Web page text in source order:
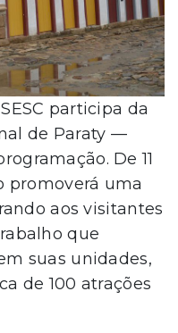
participa da
de Paraty —
De 11
promoverá uma
aos visitantes
que
suas unidades,
de 100 atrações